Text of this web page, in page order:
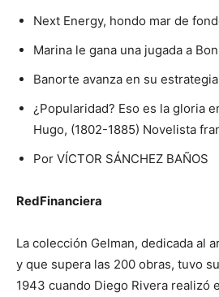
Next Energy, hondo mar de
Marina le gana una jugada a
Banorte avanza en su estrategia
¿Popularidad? Eso es la gloria
Hugo, (1802-1885) Novelista
Por VÍCTOR SÁNCHEZ BAÑOS
RedFinanciera
La colección Gelman, dedicada al
y que supera las 200 obras, tuvo
1943 cuando Diego Rivera realizó